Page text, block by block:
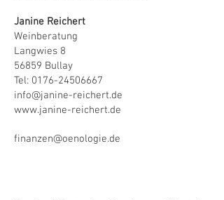
Janine Reichert
Weinberatung
Langwies 8
56859 Bullay
Tel: 0176-24506667
info@janine-reichert.de
www.janine-reichert.de
finanzen@oenologie.de